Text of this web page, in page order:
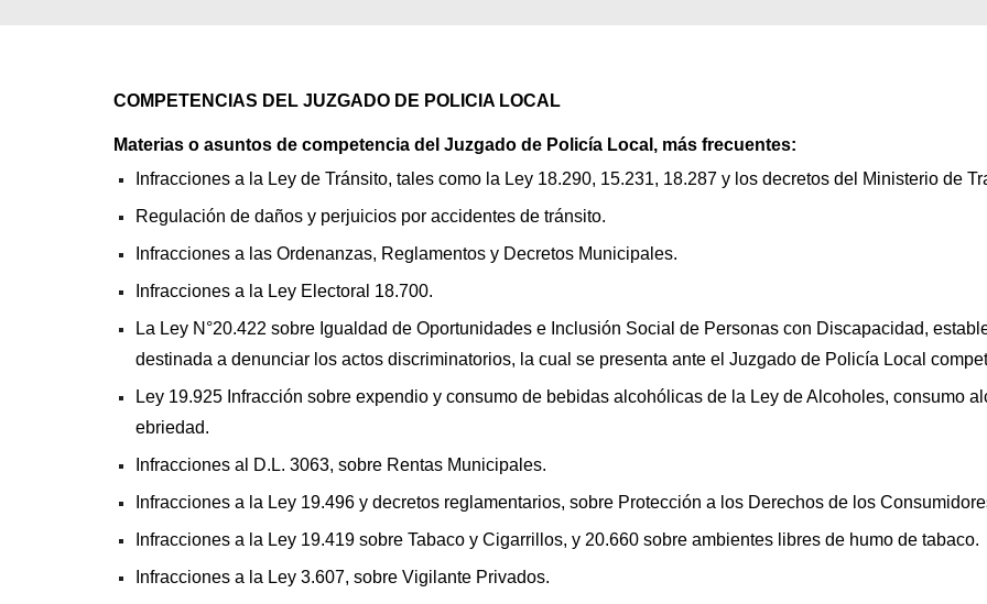
COMPETENCIAS DEL JUZGADO DE POLICIA LOCAL
Materias o asuntos de competencia del Juzgado de Policía Local, más frecuentes:
Infracciones a la Ley de Tránsito, tales como la Ley 18.290, 15.231, 18.287 y los decretos del Ministerio de
Regulación de daños y perjuicios por accidentes de tránsito.
Infracciones a las Ordenanzas, Reglamentos y Decretos Municipales.
Infracciones a la Ley Electoral 18.700.
La Ley N°20.422 sobre Igualdad de Oportunidades e Inclusión Social de Personas con Discapacidad,
destinada a denunciar los actos discriminatorios, la cual se presenta ante el Juzgado de Policía Local
Ley 19.925 Infracción sobre expendio y consumo de bebidas alcohólicas de la Ley de Alcoholes, consumo
ebriedad.
Infracciones al D.L. 3063, sobre Rentas Municipales.
Infracciones a la Ley 19.496 y decretos reglamentarios, sobre Protección a los Derechos de los
Infracciones a la Ley 19.419 sobre Tabaco y Cigarrillos, y 20.660 sobre ambientes libres de humo de tabaco.
Infracciones a la Ley 3.607, sobre Vigilante Privados.